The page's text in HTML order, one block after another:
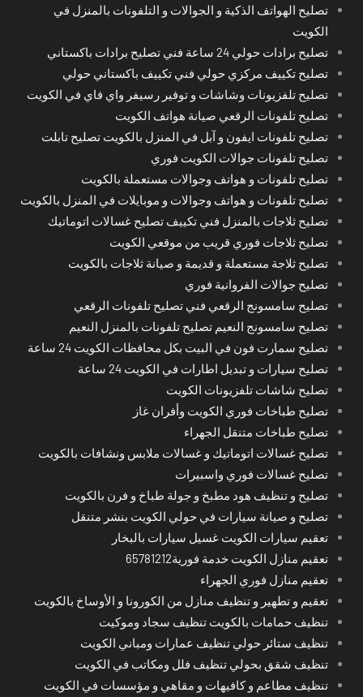
تصليح الهواتف الذكية و الجوالات و التلفونات بالمنزل في
الكويت
تصليح برادات حولي 24 ساعة فني تصليح برادات باكستاني
تصليح تكييف مركزي حولي فني تكييف باكستاني حولي
تصليح تلفزيونات وشاشات و توفير رسيفر واي فاي في الكويت
تصليح تلفونات الرقعي صيانة هواتف الكويت
تصليح تلفونات ايفون و آبل في المنزل بالكويت تصليح تابلت
تصليح تلفونات جوالات الكويت فوري
تصليح تلفونات و هواتف وجوالات مستعملة بالكويت
تصليح تلفونات و هواتف وجوالات و موبايلات في المنزل بالكويت
تصليح ثلاجات بالمنزل فني تكييف تصليح غسالات اتوماتيك
تصليح ثلاجات فوري قريب من موقعي الكويت
تصليح ثلاجة مستعملة و قديمة و صيانة ثلاجات بالكويت
تصليح جوالات الفروانية فوري
تصليح سامسونج الرقعي فني تصليح تلفونات الرقعي
تصليح سامسونج النعيم تصليح تلفونات بالمنزل النعيم
تصليح سمارت فون في البيت بكل محافظات الكويت 24 ساعة
تصليح سيارات و تبديل اطارات في الكويت 24 ساعة
تصليح شاشات تلفزيونات الكويت
تصليح طباخات فوري الكويت وأفران غاز
تصليح طباخات متنقل الجهراء
تصليح غسالات اتوماتيك و غسالات ملابس ونشافات بالكويت
تصليح غسالات فوري واسبيرات
تصليح و تنظيف هود مطبخ و جولة طباخ و فرن بالكويت
تصليح و صيانة سيارات في حولي الكويت بنشر متنقل
تعقيم سيارات الكويت غسيل سيارات بالبخار
تعقيم منازل الكويت خدمة فورية65781212
تعقيم منازل فوري الجهراء
تعقيم و تطهير و تنظيف منازل من الكورونا و الأوساخ بالكويت
تنظيف حمامات بالكويت تنظيف سجاد وموكيت
تنظيف ستائر حولي تنظيف عمارات ومباني الكويت
تنظيف شقق بحولي تنظيف فلل ومكاتب في الكويت
تنظيف مطاعم و كافيهات و مقاهي و مؤسسات في الكويت